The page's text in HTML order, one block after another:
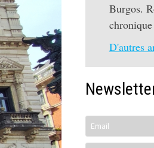
Burgos.
D'autres